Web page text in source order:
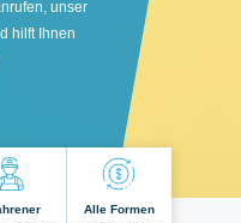
unser
hilft Ihnen
Alle Formen